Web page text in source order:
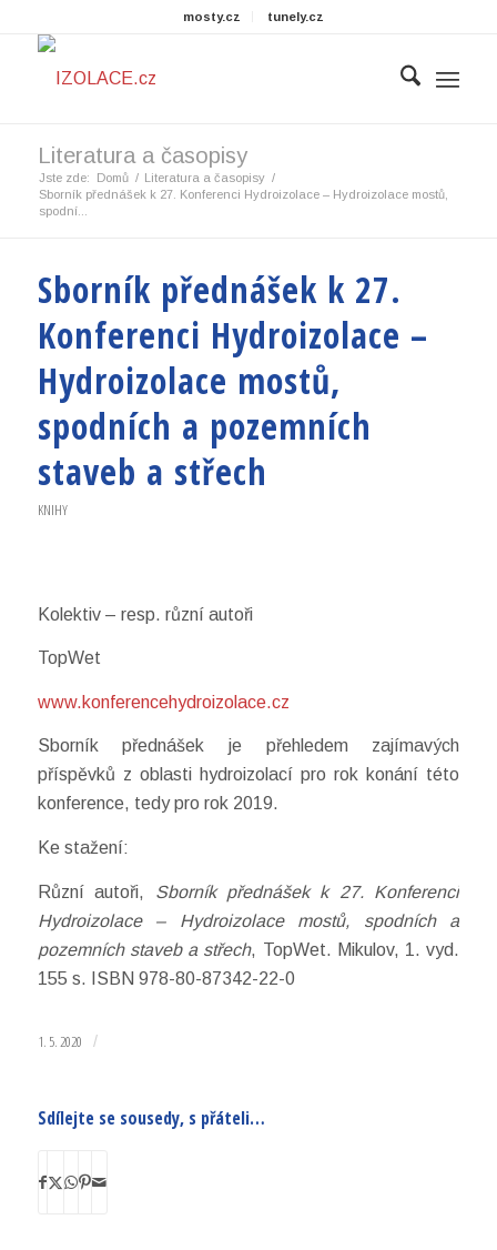
mosty.cz tunely.cz
Literatura a časopisy
Jste zde: Domů / Literatura a časopisy /
Sborník přednášek k 27. Konferenci Hydroizolace – Hydroizolace mostů,
spodní...
Sborník přednášek k 27.
Konferenci Hydroizolace –
Hydroizolace mostů,
spodních a pozemních
staveb a střech
KNIHY
Kolektiv – resp. různí autoři
TopWet
www.konferencehydroizolace.cz
Sborník přednášek je přehledem zajímavých
příspěvků z oblasti hydroizolací pro rok konání této
konference, tedy pro rok 2019.
Ke stažení:
Různí autoři, Sborník přednášek k 27. Konferenci
Hydroizolace – Hydroizolace mostů, spodních a
pozemních staveb a střech, TopWet. Mikulov, 1. vyd.
155 s. ISBN 978-80-87342-22-0
1. 5. 2020 /
Sdílejte se sousedy, s přáteli…